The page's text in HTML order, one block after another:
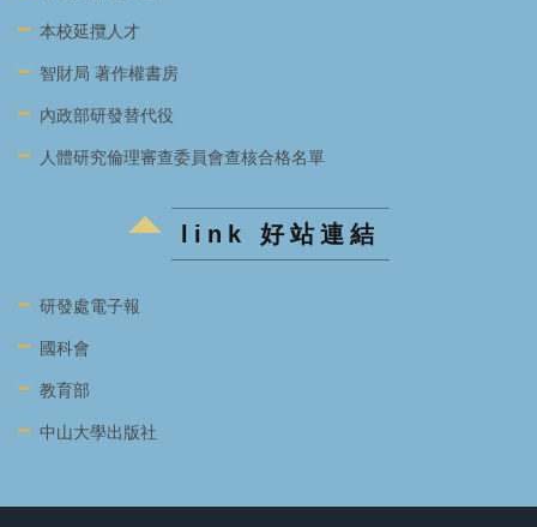
本校延攬人才
智財局 著作權書房
內政部研發替代役
人體研究倫理審查委員會查核合格名單
link 好站連結
研發處電子報
國科會
教育部
中山大學出版社